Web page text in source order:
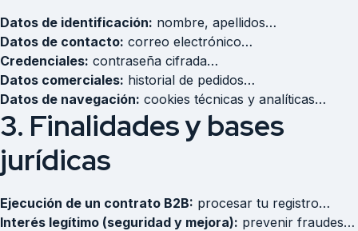
Datos de identificación: nombre, apellidos…
Datos de contacto: correo electrónico…
Credenciales: contraseña cifrada…
Datos comerciales: historial de pedidos…
Datos de navegación: cookies técnicas y analíticas…
3. Finalidades y bases
jurídicas
Ejecución de un contrato B2B: procesar tu registro…
Interés legítimo (seguridad y mejora): prevenir fraudes…